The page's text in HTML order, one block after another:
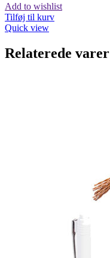
Add to wishlist
Tilføj til kurv
Quick view
Relaterede varer